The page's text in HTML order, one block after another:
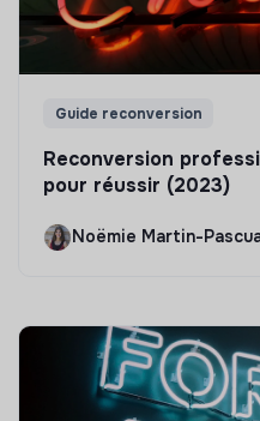
Guide reconversion
Reconversion
pour réussir (2023)
Noëmie Martin-